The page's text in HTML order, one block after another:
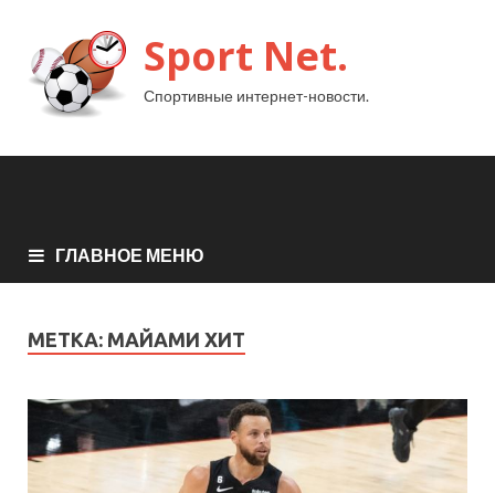
Sport Net.
Спортивные интернет-новости.
ГЛАВНОЕ МЕНЮ
МЕТКА: МАЙАМИ ХИТ